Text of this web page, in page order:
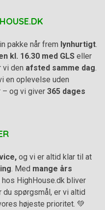
pakke når frem lynhurtigt.
kl. 16.30 med GLS eller
vi den afsted samme dag.
en oplevelse uden
– og vi giver 365 dages
og vi er altid klar til at
. Med mange års
HighHouse.dk bliver
du spørgsmål, er vi altid
højeste prioritet. 💚